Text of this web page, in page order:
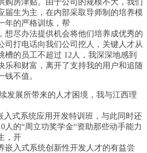
届生为主，在内部采取导师制的培养模
年的严格训练，帮
想尽办法提供机会将他们培养成优秀的
司打电话向我们公司挖人，关键人才从
槽的员工不超过 12 人，我深深地感到
乐和财富，离开了支持我的用户和追随
不值。
发展所带来的人才困境，我与江西理
入式系统应用开发特训班，与此同时还
人的“周立功奖学金“资助那些动手能力
，开
嵌入式系统创新性开发人才的有益尝